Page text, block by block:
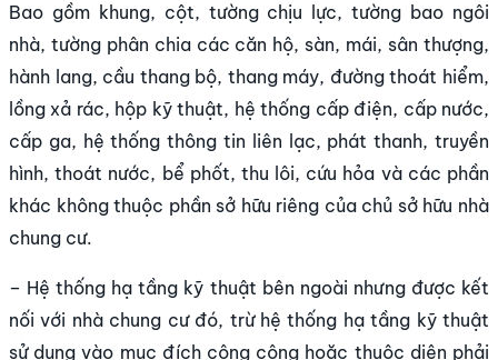
Bao gồm khung, cột, tường chịu lực, tường bao ngôi
nhà, tường phân chia các căn hộ, sàn, mái, sân thượng,
hành lang, cầu thang bộ, thang máy, đường thoát hiểm,
lồng xả rác, hộp kỹ thuật, hệ thống cấp điện, cấp nước,
cấp ga, hệ thống thông tin liên lạc, phát thanh, truyền
hình, thoát nước, bể phốt, thu lôi, cứu hỏa và các phần
khác không thuộc phần sở hữu riêng của chủ sở hữu nhà
chung cư.
– Hệ thống hạ tầng kỹ thuật bên ngoài nhưng được kết
nối với nhà chung cư đó, trừ hệ thống hạ tầng kỹ thuật
sử dụng vào mục đích công cộng hoặc thuộc diện phải